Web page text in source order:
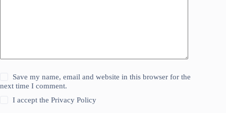
Save my name, email and website in this browser for the
next time I comment.
I accept thePrivacy Policy